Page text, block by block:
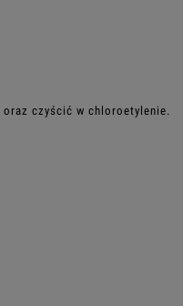
czyścić w chloroetylenie.